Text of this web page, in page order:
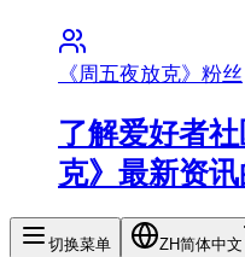
《周五夜放克》粉丝
了解爱好者
克》最新资
切换菜单 ZH简体中文